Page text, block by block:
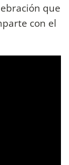
que
con el